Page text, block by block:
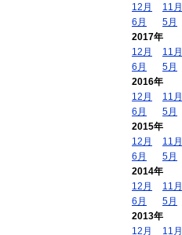
12月
11月
6月
5月
2017年
12月
11月
6月
5月
2016年
12月
11月
6月
5月
2015年
12月
11月
6月
5月
2014年
12月
11月
6月
5月
2013年
12月
11月